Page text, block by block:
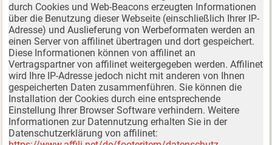
durch Cookies und Web-Beacons erzeugten Informationen
über die Benutzung dieser Webseite (einschließlich Ihrer IP-
Adresse) und Auslieferung von Werbeformaten werden an
einen Server von affilinet übertragen und dort gespeichert.
Diese Informationen können von affilinet an
Vertragspartner von affilinet weitergegeben werden. Affilinet
wird Ihre IP-Adresse jedoch nicht mit anderen von Ihnen
gespeicherten Daten zusammenführen. Sie können die
Installation der Cookies durch eine entsprechende
Einstellung Ihrer Browser Software verhindern. Weitere
Informationen zur Datennutzung erhalten Sie in der
Datenschutzerklärung von affilinet: